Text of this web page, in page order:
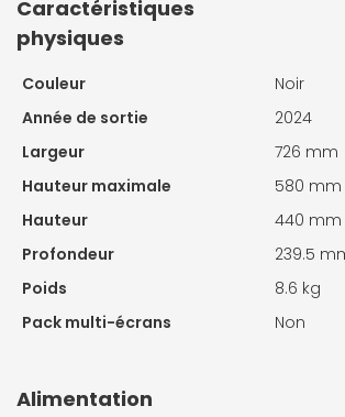
Caractéristiques
physiques
Couleur
Noir
Année de sortie
2024
Largeur
726 mm
Hauteur maximale
580 mm
Hauteur
440 mm
Profondeur
239.5
Poids
8.6 kg
Pack multi-écrans
Non
Alimentation